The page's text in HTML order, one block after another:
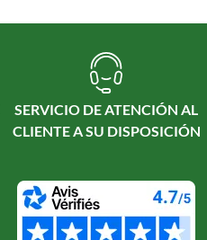
SERVICIO DE ATENCIÓN AL
CLIENTE A SU DISPOSICIÓN